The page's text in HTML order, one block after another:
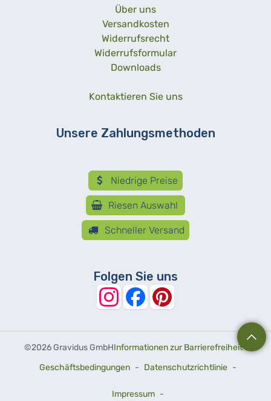
Über uns
Versandkosten
Widerrufsrecht
Widerrufsformular
Downloads
Kontaktieren Sie uns
Unsere Zahlungsmethoden
Niedrige Preise
Riesen Auswahl
Schneller Versand
Folgen Sie uns
©2026 Gravidus GmbHInformationen zur Barrierefreiheit-
Geschäftsbedingungen - Datenschutzrichtlinie -
Impressum -